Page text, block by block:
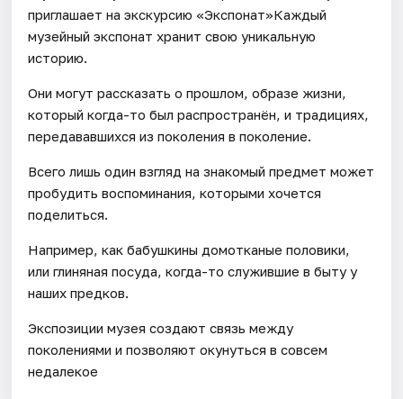
приглашает на экскурсию «Экспонат»Каждый
музейный экспонат хранит свою уникальную
историю.
Они могут рассказать о прошлом, образе жизни,
который когда-то был распространён, и традициях,
передававшихся из поколения в поколение.
Всего лишь один взгляд на знакомый предмет может
пробудить воспоминания, которыми хочется
поделиться.
Например, как бабушкины домотканые половики,
или глиняная посуда, когда-то служившие в быту у
наших предков.
Экспозиции музея создают связь между
поколениями и позволяют окунуться в совсем
недалекое